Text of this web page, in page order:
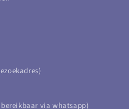
bereikbaar via whatsapp)